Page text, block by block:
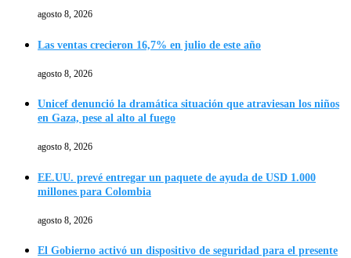
agosto 8, 2026
Las ventas crecieron 16,7% en julio de este año
agosto 8, 2026
Unicef denunció la dramática situación que atraviesan los niños
en Gaza, pese al alto al fuego
agosto 8, 2026
EE.UU. prevé entregar un paquete de ayuda de USD 1.000
millones para Colombia
agosto 8, 2026
El Gobierno activó un dispositivo de seguridad para el presente